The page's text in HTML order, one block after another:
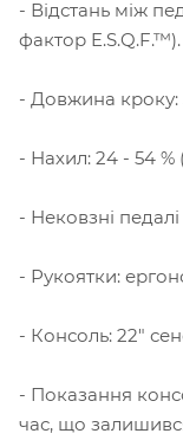
- Відстань між
фактор E.S.Q.F.™).
- Довжина кроку:
- Нахил: 24 - 54 %
- Нековзні
- Рукоятки:
- Консоль: 22"
- Показання
час, що